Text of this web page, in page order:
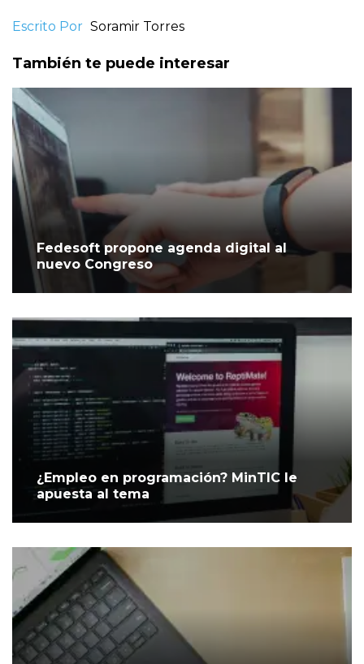
Escrito Por Soramir Torres
También te puede interesar
Fedesoft propone agenda digital al
nuevo Congreso
¿Empleo en programación? MinTIC le
apuesta al tema